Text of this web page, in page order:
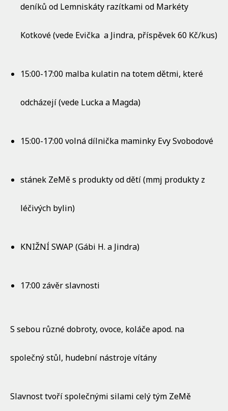
deníků od Lemniskáty razítkami od Markéty
Kotkové (vede Evička a Jindra, příspěvek 60 Kč/kus)
15:00-17:00 malba kulatin na totem dětmi, které
odcházejí (vede Lucka a Magda)
15:00-17:00 volná dílnička maminky Evy Svobodové
stánek ZeMě s produkty od dětí (mmj produkty z
léčivých bylin)
KNIŽNÍ SWAP (Gábi H. a Jindra)
17:00 závěr slavnosti
S sebou různé dobroty, ovoce, koláče apod. na
společný stůl, hudební nástroje vítány
Slavnost tvoří společnými silami celý tým ZeMě